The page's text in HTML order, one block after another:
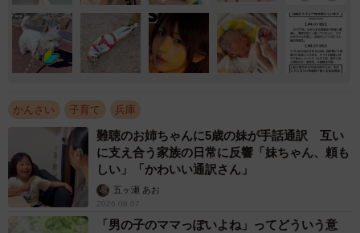
かんさい 子育て 兵庫
難聴のお姉ちゃんに5歳の妹が手話通訳 互い
に支え合う家族の日常に反響「妹ちゃん、頼も
しい」「かわいい通訳さん」
五ヶ瀬 あお
2026.08.07
「男の子のママっぽいよね」ってどういう意